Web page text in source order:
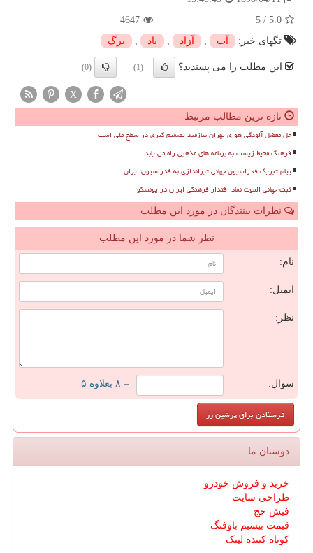
5.0
/
5
4647
تگهای خبر:
آب , آزاد , باد , برگ
این مطلب را می پسندید؟ (1)
(0)
X
تازه ترین مطالب مرتبط
حل معضل آلودگی هوای تهران نیازمند تصمیم گیری در سطح ملی است
فرهنگ محیط زیست به برنامه های مذهبی راه می یابد
پیام تبریک فدراسیون جهانی تیراندازی به فدراسیون ایران
ثبت جهانی الموت نماد اقتدار فرهنگی ایران در یونسکو
نظرات بینندگان در مورد این مطلب
نظر شما در مورد این مطلب
نام:
ایمیل:
نظر:
سوال: = ۸ بعلاوه ۵
دوستان ما
خرید و فروش خودرو
طراحی سایت
فیش حج
قیمت بیسیم باوفنگ
کوتاه کننده لینک